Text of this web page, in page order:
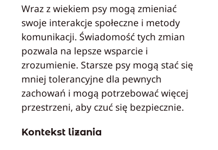
Wraz z wiekiem psy mogą zmieniać
swoje interakcje społeczne i metody
komunikacji. Świadomość tych zmian
pozwala na lepsze wsparcie i
zrozumienie. Starsze psy mogą stać się
mniej tolerancyjne dla pewnych
zachowań i mogą potrzebować więcej
przestrzeni, aby czuć się bezpiecznie.
Kontekst lizania